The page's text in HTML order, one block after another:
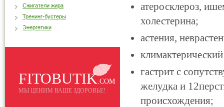
атеросклероз,
холестерина;
астения,
гастрит с
желудка и
происхождения;
Сжигатели жира
Тренинг-бустеры
Энергетики
FITOBUTIK.COM
МЫ ЦЕНИМ ВАШЕ ЗДОРОВЬЕ!